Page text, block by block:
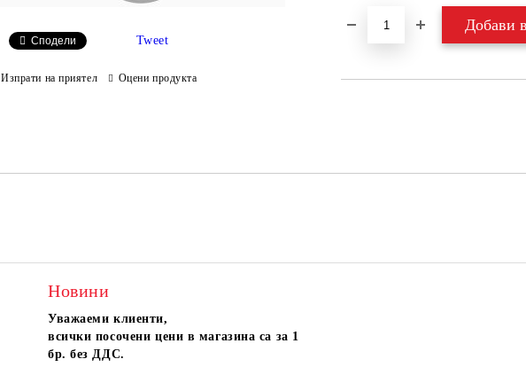
Сподели Tweet
Изпрати на приятел Оцени продукта
Новини
Уважаеми клиенти,
всички посочени цени в магазина са за 1
бр. без ДДС.